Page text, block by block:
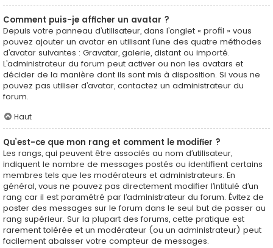
Comment puis-je afficher un avatar ?
Depuis votre panneau d’utilisateur, dans l’onglet « profil » vous
pouvez ajouter un avatar en utilisant l’une des quatre méthodes
d’avatar suivantes : Gravatar, galerie, distant ou importé.
L’administrateur du forum peut activer ou non les avatars et
décider de la manière dont ils sont mis à disposition. Si vous ne
pouvez pas utiliser d’avatar, contactez un administrateur du
forum.
Haut
Qu’est-ce que mon rang et comment le modifier ?
Les rangs, qui peuvent être associés au nom d’utilisateur,
indiquent le nombre de messages postés ou identifient certains
membres tels que les modérateurs et administrateurs. En
général, vous ne pouvez pas directement modifier l’intitulé d’un
rang car il est paramétré par l’administrateur du forum. Évitez de
poster des messages sur le forum dans le seul but de passer au
rang supérieur. Sur la plupart des forums, cette pratique est
rarement tolérée et un modérateur (ou un administrateur) peut
facilement abaisser votre compteur de messages.